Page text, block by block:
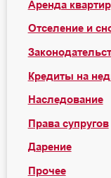
Аренда
Отселение и
Кредиты на
Наследование
Права супругов
Дарение
Прочее